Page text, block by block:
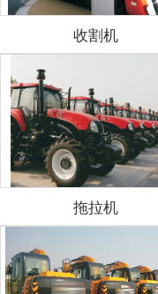
收割机
拖拉机